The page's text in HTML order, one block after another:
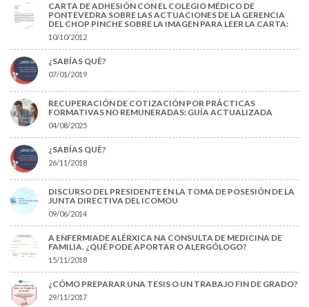
CARTA DE ADHESIÓN CON EL COLEGIO MÉDICO DE
PONTEVEDRA SOBRE LAS ACTUACIONES DE LA GERENCIA
DEL CHOP PINCHE SOBRE LA IMAGEN PARA LEER LA CARTA:
10/10/2012
¿SABÍAS QUÉ?
07/01/2019
RECUPERACIÓN DE COTIZACIÓN POR PRÁCTICAS
FORMATIVAS NO REMUNERADAS: GUÍA ACTUALIZADA
04/08/2025
¿SABÍAS QUÉ?
26/11/2018
DISCURSO DEL PRESIDENTE EN LA TOMA DE POSESIÓN DE LA
JUNTA DIRECTIVA DEL ICOMOU
09/06/2014
A ENFERMIADE ALÉRXICA NA CONSULTA DE MEDICINA DE
FAMILIA. ¿QUÉ PODE APORTAR O ALERGÓLOGO?
15/11/2018
¿CÓMO PREPARAR UNA TESIS O UN TRABAJO FIN DE GRADO?
29/11/2017